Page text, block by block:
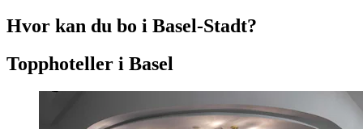
Hvor kan du bo i Basel-Stadt?
Topphoteller i Basel